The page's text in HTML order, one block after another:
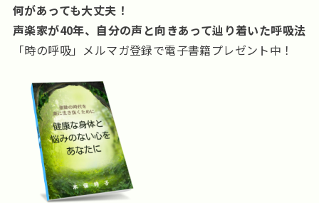
何があっても大丈夫！
声楽家が40年、自分の声と向きあって辿り着いた呼吸法
「時の呼吸」メルマガ登録で電子書籍プレゼント中！